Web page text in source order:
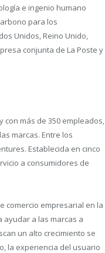
e ingenio humano
para los
Unidos, Reino Unido,
conjunta de La Poste y
más de 350 empleados,
marcas. Entre los
Establecida en cinco
a consumidores de
comercio empresarial en la
ayudar a las marcas a
un alto crecimiento se
la experiencia del usuario